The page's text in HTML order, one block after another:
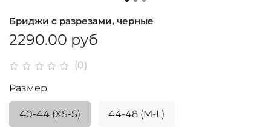
(0)
Бриджи с разрезами, черные
2290.00 руб
Размер
40-44 (XS-S) 44-48 (M-L)